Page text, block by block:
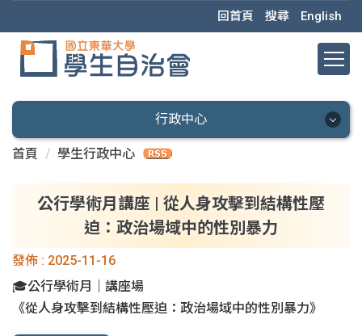
到
容
區
回首頁 搜尋 English
行政中心
行政中心
會本部
秘書處
學權部
首頁 學生行政中心
公行學術月講座 | 從人身攻擊到結構性壓
迫：政治場域中的性別暴力
發佈 : 2025-11-16
🎓公行學術月｜講座場
《從人身攻擊到結構性壓迫：政治場域中的性別暴力》